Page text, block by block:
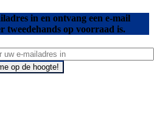
in en ontvang een e-mail
tweedehands op voorraad is.
op de hoogte!